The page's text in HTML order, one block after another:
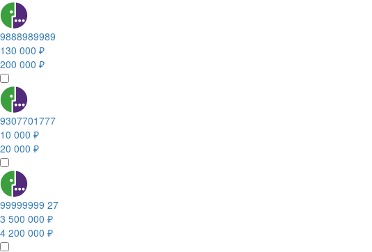
9888989989
130 000 ₽
200 000 ₽
9307701777
10 000 ₽
20 000 ₽
99999999 27
3 500 000 ₽
4 200 000 ₽